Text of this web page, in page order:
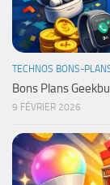
TECHNOS BONS-
Bons Plans
9 FÉVRIER 2026